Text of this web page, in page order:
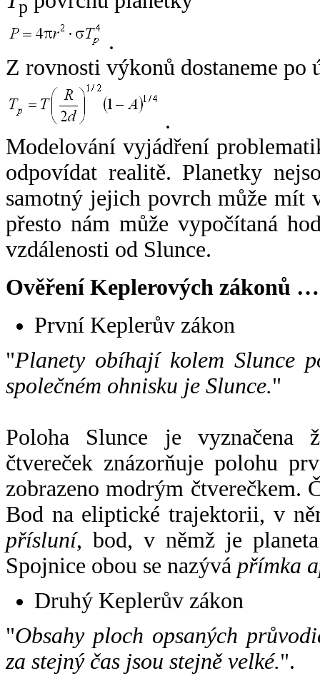
p
.
Z rovnosti výkonů dostaneme po
.
Modelování vyjádření
odpovídat realitě. Planetky
samotný jejich povrch může mít
přesto nám může vypočítaná
vzdálenosti od Slunce.
Ověření Keplerových zákonů …
První Keplerův zákon
"Planety obíhají kolem Slunce
společném ohnisku je Slunce."
Poloha Slunce je vyznačena
čtvereček znázorňuje polohu
zobrazeno modrým čtverečkem.
Bod na eliptické trajektorii, v
přísluní, bod, v němž je
Spojnice obou se nazývá přímka
Druhý Keplerův zákon
"Obsahy ploch opsaných
za stejný čas jsou stejně velké.".